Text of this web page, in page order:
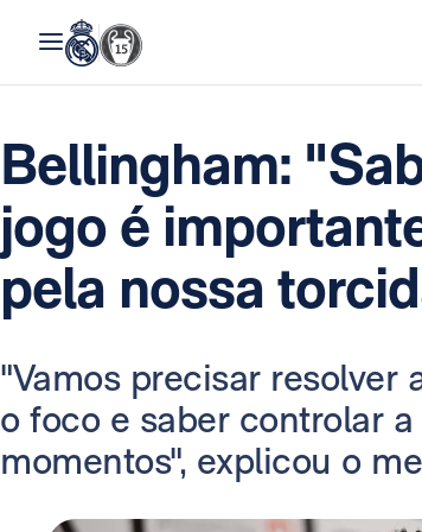
Bellingham:
jogo é
pela nossa
"Vamos precisar resolver
o foco e saber controlar
momentos", explicou o